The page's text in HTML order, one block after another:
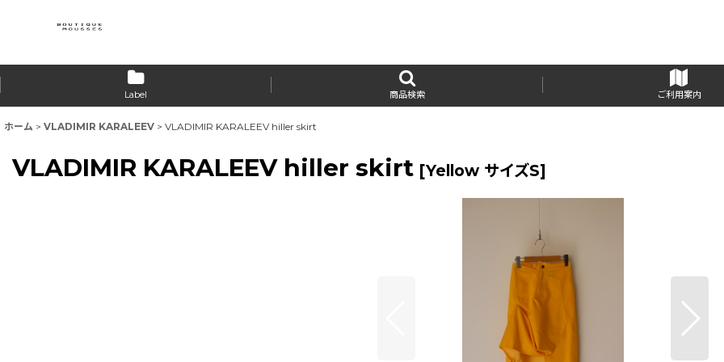
Label 商品検索 ご利用案内
ホーム > VLADIMIR KARALEEV > VLADIMIR KARALEEV hiller skirt
VLADIMIR KARALEEV hiller skirt [Yellow サイズS]